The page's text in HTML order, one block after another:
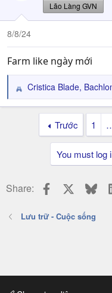
n
s
:
Lão Làng GVN
8/8/24
Farm like ngày mới
R
e
s
:
Cristica Blade,
Trước 1
You must log
Share: Facebook
Lưu trữ - Cuộc sống